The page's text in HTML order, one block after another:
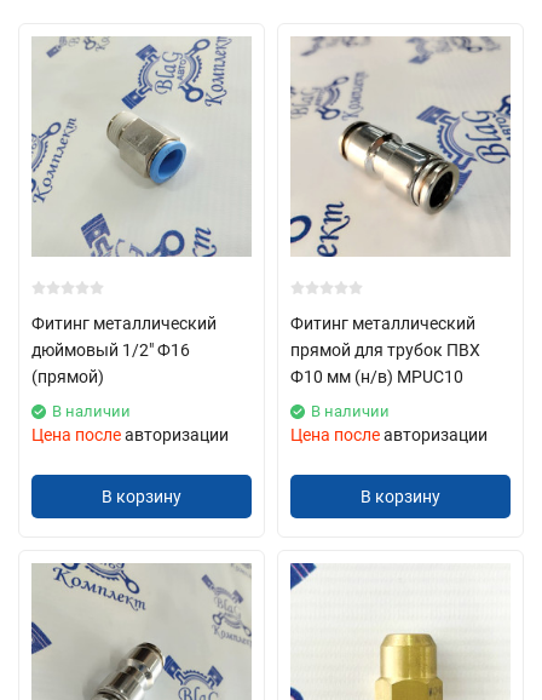
множество наименований, что позволяет каждому
клиенту найти именно то, что ему нужно.
Оперативные отгрузки: Быстрая обработка и доставка
заказов — наш приоритет.
Фитинги металлические - заказать в БAK28
Если у вас есть вопросы или пожелания, не стесняйтесь
обращаться к нам. Мы всегда готовы помочь!
Фитинг металлический
дюймовый 1/2" Ф16
(прямой)
В наличии
Цена послеавторизации
В корзину
Фитинг металлический
прямой для трубок ПВХ
Ф10 мм (н/в) MPUC10
В наличии
Цена послеавторизации
В корзину